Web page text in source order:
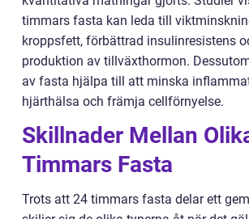
timmars fasta kan leda till
kroppsfett, förbättrad insulinresistens
produktion av tillväxthormon.
av fasta hjälpa till att minska
hjärthälsa och främja cellförnyelse.
Skillnader Mellan
Timmars Fasta
Trots att 24 timmars fasta delar ett